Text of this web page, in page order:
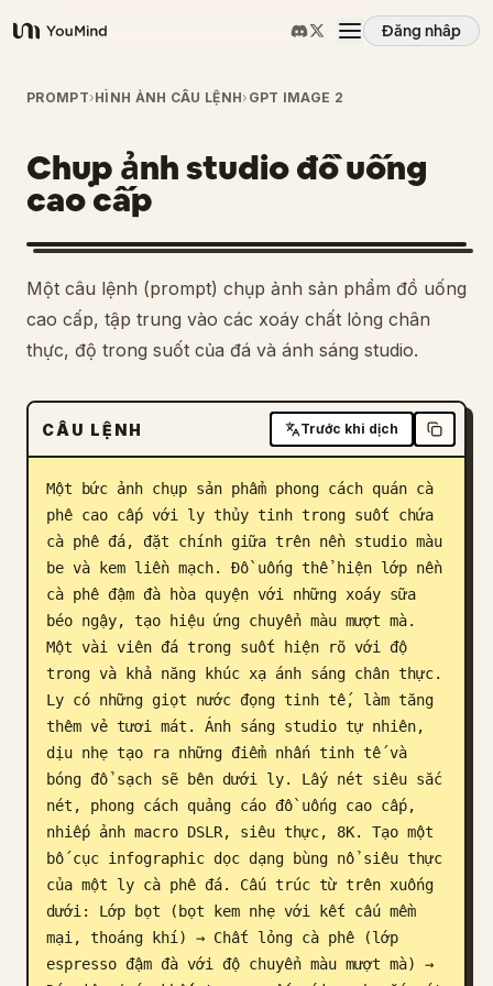
YouMind
Đăng nhập
Tổng quan
Các trường hợp sử dụng
Kỹ năng
Lời nhắc
Tải xuống
Blog
Cập nhật
PROMPT›HÌNH ẢNH CÂU LỆNH› GPT IMAGE 2
Chụp ảnh studio đồ uống
cao cấp
Một câu lệnh (prompt) chụp ảnh sản phẩm đồ uống
cao cấp, tập trung vào các xoáy chất lỏng chân
thực, độ trong suốt của đá và ánh sáng studio.
CÂU LỆNH Trước khi dịch
Một bức ảnh chụp sản phẩm phong cách quán cà
phê cao cấp với ly thủy tinh trong suốt chứa
cà phê đá, đặt chính giữa trên nền studio màu
be và kem liền mạch. Đồ uống thể hiện lớp nền
cà phê đậm đà hòa quyện với những xoáy sữa
béo ngậy, tạo hiệu ứng chuyển màu mượt mà.
Một vài viên đá trong suốt hiện rõ với độ
trong và khả năng khúc xạ ánh sáng chân thực.
Ly có những giọt nước đọng tinh tế, làm tăng
thêm vẻ tươi mát. Ánh sáng studio tự nhiên,
dịu nhẹ tạo ra những điểm nhấn tinh tế và
bóng đổ sạch sẽ bên dưới ly. Lấy nét siêu sắc
nét, phong cách quảng cáo đồ uống cao cấp,
nhiếp ảnh macro DSLR, siêu thực, 8K. Tạo một
bố cục infographic dọc dạng bùng nổ siêu thực
của một ly cà phê đá. Cấu trúc từ trên xuống
dưới: Lớp bọt (bọt kem nhẹ với kết cấu mềm
mại, thoáng khí) → Chất lỏng cà phê (lớp
espresso đậm đà với độ chuyển màu mượt mà) →